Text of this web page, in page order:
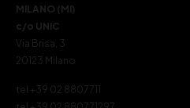
MILANO (MI)
c/o UNIC
Via Brisa, 3
20123 Milano
tel +39 02 8807711